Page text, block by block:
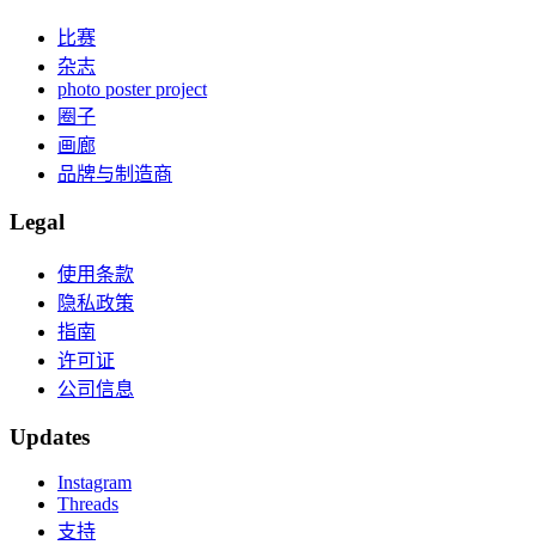
比赛
杂志
photo poster project
圈子
画廊
品牌与制造商
Legal
使用条款
隐私政策
指南
许可证
公司信息
Updates
Instagram
Threads
支持